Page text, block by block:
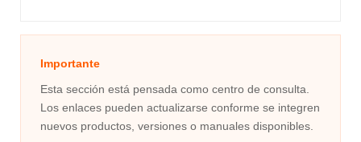
Importante
Esta sección está pensada como centro de consulta.
Los enlaces pueden actualizarse conforme se integren
nuevos productos, versiones o manuales disponibles.